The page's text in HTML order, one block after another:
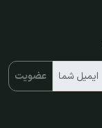
عضویت